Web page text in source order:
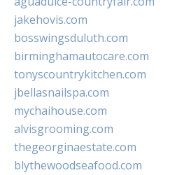
jakehovis.com
bosswingsduluth.com
birminghamautocare.com
tonyscountrykitchen.com
jbellasnailspa.com
mychaihouse.com
alvisgrooming.com
thegeorginaestate.com
blythewoodseafood.com